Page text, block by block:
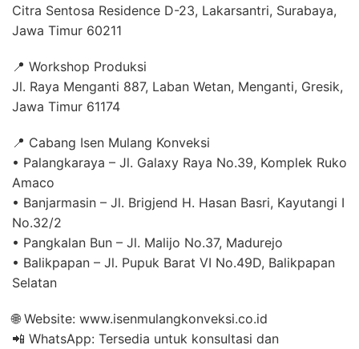
Citra Sentosa Residence D-23, Lakarsantri, Surabaya,
Jawa Timur 60211
📍 Workshop Produksi
Jl. Raya Menganti 887, Laban Wetan, Menganti, Gresik,
Jawa Timur 61174
📍 Cabang Isen Mulang Konveksi
• Palangkaraya – Jl. Galaxy Raya No.39, Komplek Ruko
Amaco
• Banjarmasin – Jl. Brigjend H. Hasan Basri, Kayutangi I
No.32/2
• Pangkalan Bun – Jl. Malijo No.37, Madurejo
• Balikpapan – Jl. Pupuk Barat VI No.49D, Balikpapan
Selatan
🌐 Website: www.isenmulangkonveksi.co.id
📲 WhatsApp: Tersedia untuk konsultasi dan